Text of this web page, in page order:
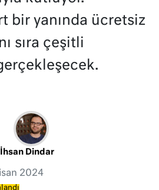
bir yanında ücretsiz
sıra çeşitli
İhsan Dindar
2024